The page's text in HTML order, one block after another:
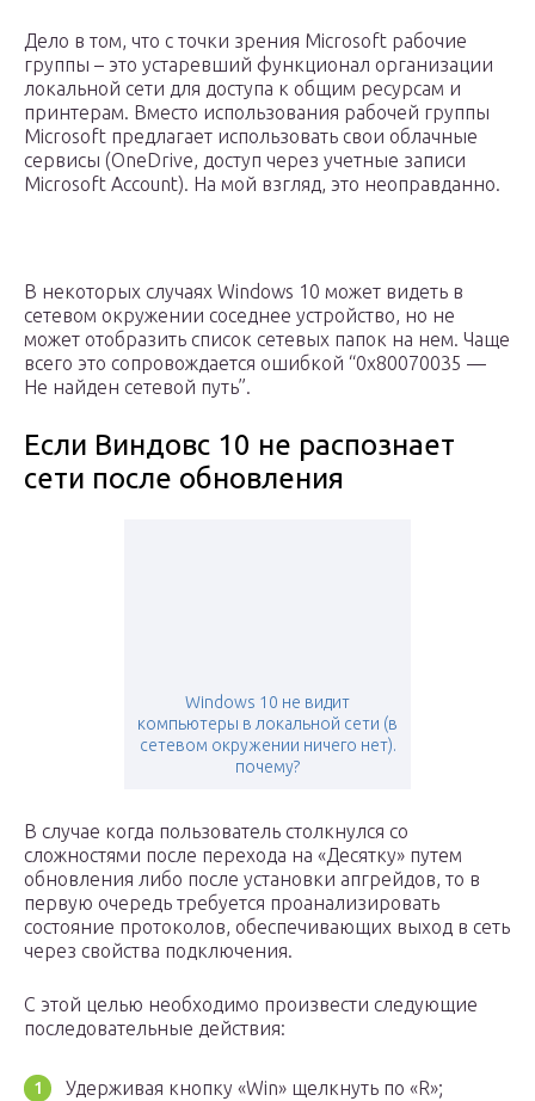
Дело в том, что с точки зрения Microsoft рабочие
группы – это устаревший функционал организации
локальной сети для доступа к общим ресурсам и
принтерам. Вместо использования рабочей группы
Microsoft предлагает использовать свои облачные
сервисы (OneDrive, доступ через учетные записи
Microsoft Account). На мой взгляд, это неоправданно.
В некоторых случаях Windows 10 может видеть в
сетевом окружении соседнее устройство, но не
может отобразить список сетевых папок на нем. Чаще
всего это сопровождается ошибкой “0x80070035 —
Не найден сетевой путь”.
Если Виндовс 10 не распознает
сети после обновления
Windows 10 не видит
компьютеры в локальной сети (в
сетевом окружении ничего нет).
почему?
В случае когда пользователь столкнулся со
сложностями после перехода на «Десятку» путем
обновления либо после установки апгрейдов, то в
первую очередь требуется проанализировать
состояние протоколов, обеспечивающих выход в сеть
через свойства подключения.
С этой целью необходимо произвести следующие
последовательные действия:
Удерживая кнопку «Win» щелкнуть по «R»;